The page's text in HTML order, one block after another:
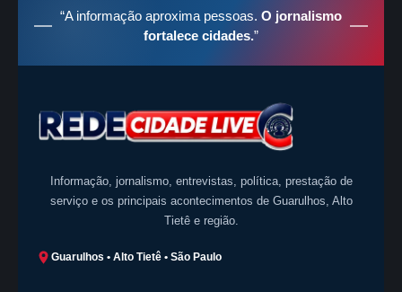
“A informação aproxima pessoas. O jornalismo
fortalece cidades.”
Informação, jornalismo, entrevistas, política, prestação de
serviço e os principais acontecimentos de Guarulhos, Alto
Tietê e região.
Guarulhos • Alto Tietê • São Paulo